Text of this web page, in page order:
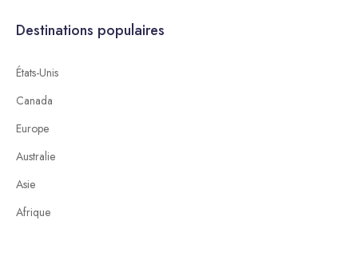
Destinations populaires
États-Unis
Canada
Europe
Australie
Asie
Afrique